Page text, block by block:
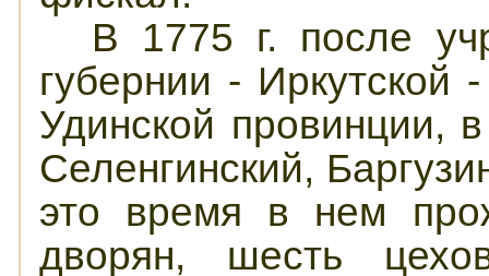
В 1775 г. после
губернии - Иркутской
Удинской провинции,
Селенгинский,
это время в нем
дворян, шесть